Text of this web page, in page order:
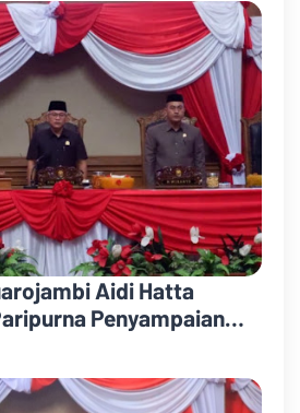
Aidi Hatta
Penyampaian
KUA-PPAS Tahun